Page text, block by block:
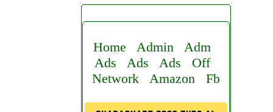
Home Admin
Adm
Ads
Ads Ads
Off
Network
Amazon Fb